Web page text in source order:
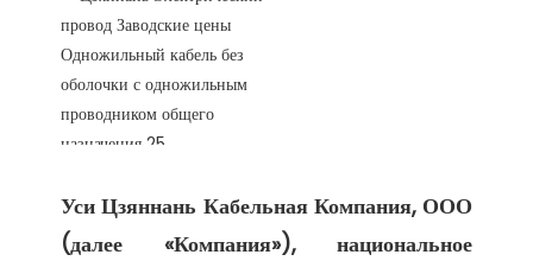
Уси Цзяннань Кабельная Компания, ООО
(далее «Компания»), национальное